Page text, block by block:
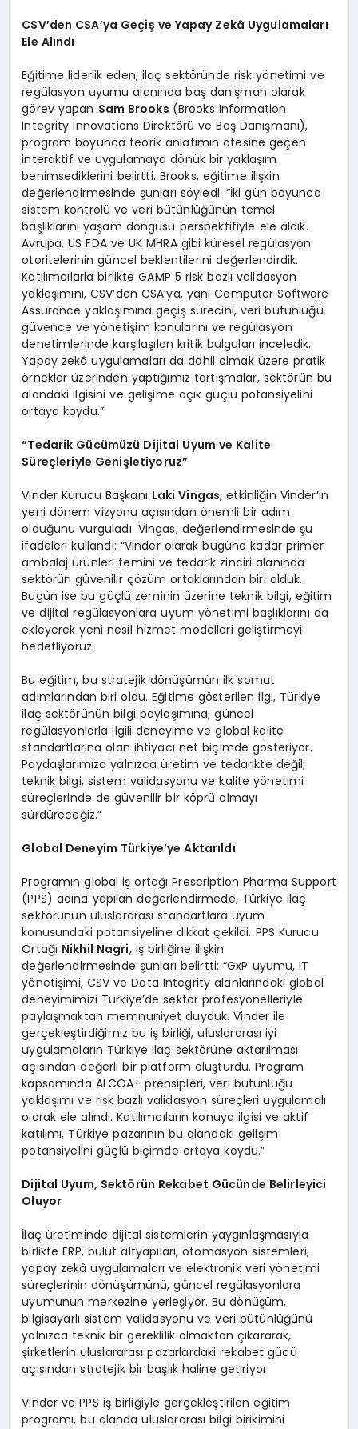
CSV’den CSA’ya Geçiş ve Yapay Zekâ Uygulamaları
Ele Alındı
Eğitime liderlik eden, ilaç sektöründe risk yönetimi ve
regülasyon uyumu alanında baş danışman olarak
görev yapan Sam Brooks (Brooks Information
Integrity Innovations Direktörü ve Baş Danışmanı),
program boyunca teorik anlatımın ötesine geçen
interaktif ve uygulamaya dönük bir yaklaşım
benimsediklerini belirtti. Brooks, eğitime ilişkin
değerlendirmesinde şunları söyledi: “İki gün boyunca
sistem kontrolü ve veri bütünlüğünün temel
başlıklarını yaşam döngüsü perspektifiyle ele aldık.
Avrupa, US FDA ve UK MHRA gibi küresel regülasyon
otoritelerinin güncel beklentilerini değerlendirdik.
Katılımcılarla birlikte GAMP 5 risk bazlı validasyon
yaklaşımını, CSV’den CSA’ya, yani Computer Software
Assurance yaklaşımına geçiş sürecini, veri bütünlüğü
güvence ve yönetişim konularını ve regülasyon
denetimlerinde karşılaşılan kritik bulguları inceledik.
Yapay zekâ uygulamaları da dahil olmak üzere pratik
örnekler üzerinden yaptığımız tartışmalar, sektörün bu
alandaki ilgisini ve gelişime açık güçlü potansiyelini
ortaya koydu.”
“Tedarik Gücümüzü Dijital Uyum ve Kalite
Süreçleriyle Genişletiyoruz”
Vinder Kurucu Başkanı Laki Vingas, etkinliğin Vinder’in
yeni dönem vizyonu açısından önemli bir adım
olduğunu vurguladı. Vingas, değerlendirmesinde şu
ifadeleri kullandı: “Vinder olarak bugüne kadar primer
ambalaj ürünleri temini ve tedarik zinciri alanında
sektörün güvenilir çözüm ortaklarından biri olduk.
Bugün ise bu güçlü zeminin üzerine teknik bilgi, eğitim
ve dijital regülasyonlara uyum yönetimi başlıklarını da
ekleyerek yeni nesil hizmet modelleri geliştirmeyi
hedefliyoruz.
Bu eğitim, bu stratejik dönüşümün ilk somut
adımlarından biri oldu. Eğitime gösterilen ilgi, Türkiye
ilaç sektörünün bilgi paylaşımına, güncel
regülasyonlarla ilgili deneyime ve global kalite
standartlarına olan ihtiyacı net biçimde gösteriyor.
Paydaşlarımıza yalnızca üretim ve tedarikte değil;
teknik bilgi, sistem validasyonu ve kalite yönetimi
süreçlerinde de güvenilir bir köprü olmayı
sürdüreceğiz.”
Global Deneyim Türkiye’ye Aktarıldı
Programın global iş ortağı Prescription Pharma Support
(PPS) adına yapılan değerlendirmede, Türkiye ilaç
sektörünün uluslararası standartlara uyum
konusundaki potansiyeline dikkat çekildi. PPS Kurucu
Ortağı Nikhil Nagri, iş birliğine ilişkin
değerlendirmesinde şunları belirtti: “GxP uyumu, IT
yönetişimi, CSV ve Data Integrity alanlarındaki global
deneyimimizi Türkiye’de sektör profesyonelleriyle
paylaşmaktan memnuniyet duyduk. Vinder ile
gerçekleştirdiğimiz bu iş birliği, uluslararası iyi
uygulamaların Türkiye ilaç sektörüne aktarılması
açısından değerli bir platform oluşturdu. Program
kapsamında ALCOA+ prensipleri, veri bütünlüğü
yaklaşımı ve risk bazlı validasyon süreçleri uygulamalı
olarak ele alındı. Katılımcıların konuya ilgisi ve aktif
katılımı, Türkiye pazarının bu alandaki gelişim
potansiyelini güçlü biçimde ortaya koydu.”
Dijital Uyum, Sektörün Rekabet Gücünde Belirleyici
Oluyor
İlaç üretiminde dijital sistemlerin yaygınlaşmasıyla
birlikte ERP, bulut altyapıları, otomasyon sistemleri,
yapay zekâ uygulamaları ve elektronik veri yönetimi
süreçlerinin dönüşümünü, güncel regülasyonlara
uyumunun merkezine yerleşiyor. Bu dönüşüm,
bilgisayarlı sistem validasyonu ve veri bütünlüğünü
yalnızca teknik bir gereklilik olmaktan çıkararak,
şirketlerin uluslararası pazarlardaki rekabet gücü
açısından stratejik bir başlık haline getiriyor.
Vinder ve PPS iş birliğiyle gerçekleştirilen eğitim
programı, bu alanda uluslararası bilgi birikimini